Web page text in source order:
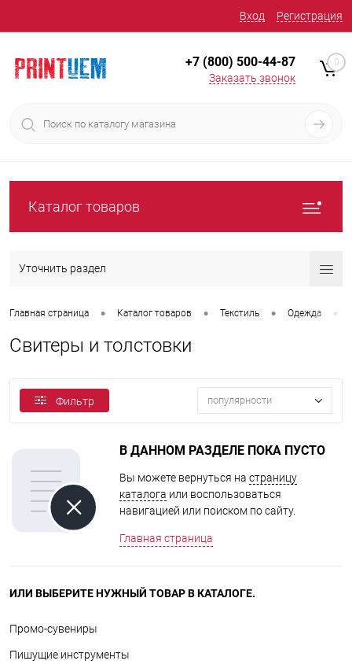
Вход Регистрация
+7 (800) 500-44-87
Заказать звонок
0
Каталог товаров
Уточнить раздел
Главная страница • Каталог товаров • Текстиль • Одежда •
Свитеры и толстовки
Фильтр популярности
В ДАННОМ РАЗДЕЛЕ ПОКА ПУСТО
Вы можете вернуться на страницу
каталога или воспользоваться
навигацией или поиском по сайту.
Главная страница
ИЛИ ВЫБЕРИТЕ НУЖНЫЙ ТОВАР В КАТАЛОГЕ.
Промо-сувениры
Пишущие инструменты